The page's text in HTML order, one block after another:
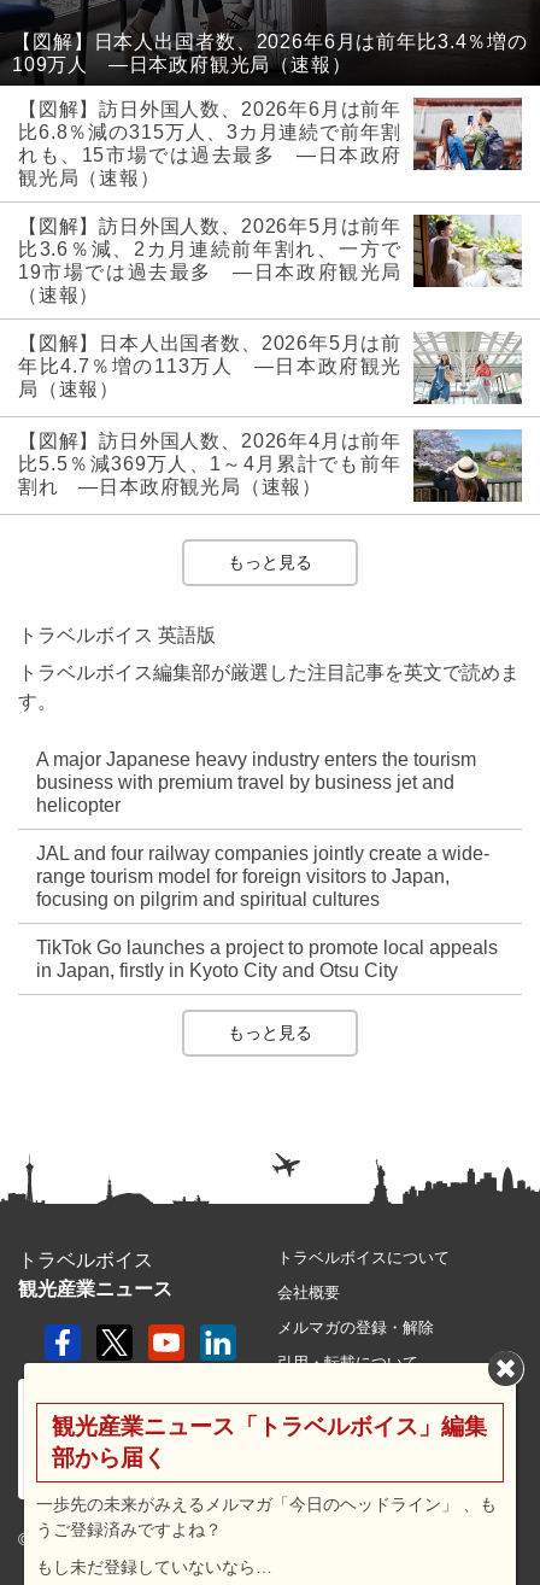
【図解】日本人出国者数、2026年6月は前年比3.4％増の
109万人 ―日本政府観光局（速報）
【図解】訪日外国人数、2026年6月は前年
比6.8％減の315万人、3カ月連続で前年割
れも、15市場では過去最多 ―日本政府
観光局（速報）
【図解】訪日外国人数、2026年5月は前年
比3.6％減、2カ月連続前年割れ、一方で
19市場では過去最多 ―日本政府観光局
（速報）
【図解】日本人出国者数、2026年5月は前
年比4.7％増の113万人 ―日本政府観光
局（速報）
【図解】訪日外国人数、2026年4月は前年
比5.5％減369万人、1～4月累計でも前年
割れ ―日本政府観光局（速報）
もっと見る
トラベルボイス 英語版
トラベルボイス編集部が厳選した注目記事を英文で読めま
す。
A major Japanese heavy industry enters the tourism
business with premium travel by business jet and
helicopter
JAL and four railway companies jointly create a wide-
range tourism model for foreign visitors to Japan,
focusing on pilgrim and spiritual cultures
TikTok Go launches a project to promote local appeals
in Japan, firstly in Kyoto City and Otsu City
もっと見る
トラベルボイス
観光産業ニュース
© 2026 travel voice.
トラベルボイスについて
会社概要
メルマガの登録・解除
引用・転載について
利用規約
広告メニュー・料金
観光産業ニュース「トラベルボイス」編集
部から届く
一歩先の未来がみえるメルマガ「今日のヘッドライン」 、も
うご登録済みですよね？
もし未だ登録していないなら…